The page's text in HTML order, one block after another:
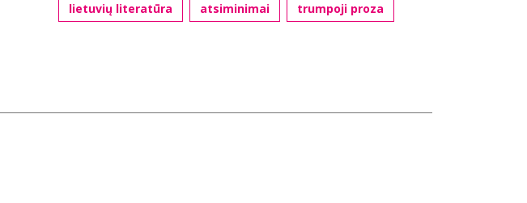
lietuvių literatūra atsiminimai trumpoji proza